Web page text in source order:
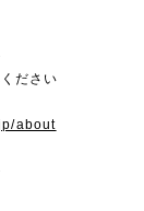
ださい
about